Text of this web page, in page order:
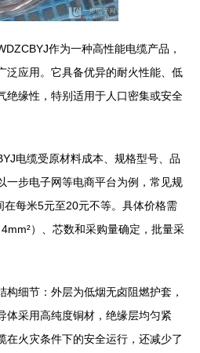
作为一种高性能电缆产品，
泛应用。它具备优异的耐火性能、低
绝缘性，特别适用于人口密集或安全
电缆受原材料成本、规格型号、品
一步电子网等电商平台为例，常见规
每米5元至20元不等。具体价格需
）、芯数和采购量确定，批量采
构细节：外层为低烟无卤阻燃护套，
体采用高纯度铜材，绝缘层均匀紧
在火灾条件下的安全运行，还减少了